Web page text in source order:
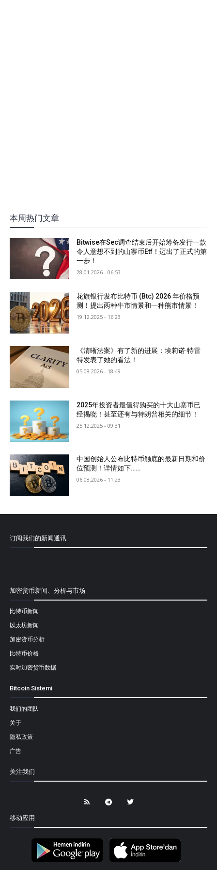
本周热门文章
Bitwise在Sec调查结束后开始筹备发行一款
令人意想不到的山寨币Etf！迈出了正式的第
一步！
28.01.2026 - 06:53
花旗银行发布比特币 (Btc) 2026 年价格预
测！提出两种牛市情景和一种熊市情景！
19.12.2025 - 16:23
《清晰法案》有了新的进展：埃莉诺·特雷
特发表了她的看法！
05.08.2026 - 18:49
2025年投资者最值得购买的十大山寨币已
经揭晓！甚至还有与特朗普相关的细节！
25.12.2025 - 09:31
中国创始人公布比特币触底的最新日期和价
位预测！详情如下……
06.08.2026 - 11:23
订阅我们的新闻通讯
加密货币新闻、分析与市场
比特币新闻
以太坊新闻
加密货币分析
比特币价格
实时加密货币数据
Bitcoin Sistemi
我们的团队
关于
隐私政策
广告
关注我们
移动应用